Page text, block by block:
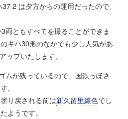
2 は夕方からの運用だったので、
両ともすべてを撮ることができま
キハ30形のなかでも少し人気があ
ップいたします。
ムが残っているので、国鉄っぽさ
。
り戻される前は新久留里線色でし
ようです。